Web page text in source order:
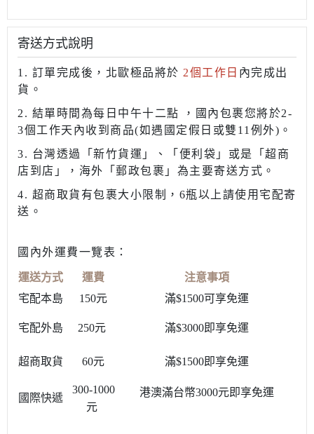
寄送方式說明
1. 訂單完成後，北歐極品將於 2個工作日 內完成出
貨。
2. 結單時間為每日中午十二點 ，國內包裹您將於2-
3個工作天內收到商品(如遇國定假日或雙11例外) 。
3. 台灣透過「新竹貨運」、
「便利袋 」 或是「超商
店到店」，海外 「郵政包裹」為主要寄送方式 。
4. 超商取貨有包裹大小限制，6瓶以上請使用宅配寄
送。
國內外運費一覽表：
運送方式 運費
注意事項
宅配本島
150元 滿$1500可享免運
宅配外島 250元 滿$3000即享免運
超商取貨 60元 滿$1500即享免運
國際快遞
300-1000
元
港澳滿台幣3000元即享免運